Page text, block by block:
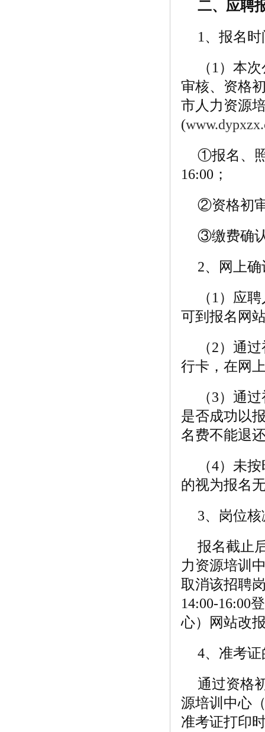
二、应聘
1、报名
（1）本
审核、资格
市人力资源
(
①报名、
16:00；
②资格初
③缴费确
2、网上确
（1）应
可到报名网
（2）通
行卡，在网
（3）通
是否成功以
名费不能退
（4）未
的视为报名
3、岗位
报名截止
力资源培训
取消该招聘
14:00-16:00
心）网站改
4、准考
通过资格
源培训中心
准考证打印